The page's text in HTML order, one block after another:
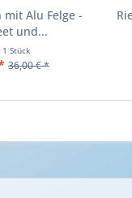
Alu Felge -
und...
1 Stück
36,00 € *